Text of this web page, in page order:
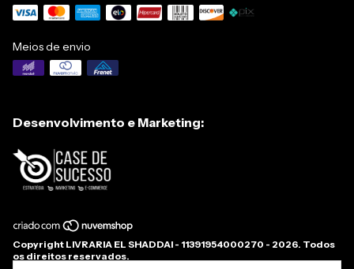
Meios de envio
Desenvolvimento e Marketing:
Copyright LIVRARIA EL SHADDAI - 11391954000270 - 2026. Todos
os direitos reservados.